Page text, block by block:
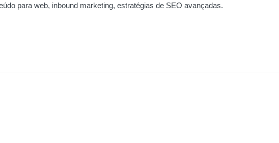
para web, inbound marketing, estratégias de SEO avançadas.